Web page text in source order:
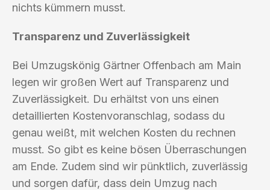
nichts kümmern musst.
Transparenz und Zuverlässigkeit
Bei Umzugskönig Gärtner Offenbach am Main
legen wir großen Wert auf Transparenz und
Zuverlässigkeit. Du erhältst von uns einen
detaillierten Kostenvoranschlag, sodass du
genau weißt, mit welchen Kosten du rechnen
musst. So gibt es keine bösen Überraschungen
am Ende. Zudem sind wir pünktlich, zuverlässig
und sorgen dafür, dass dein Umzug nach